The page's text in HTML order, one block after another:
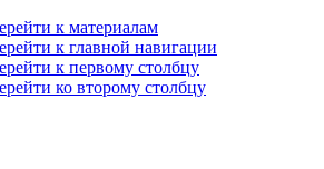
к материалам
к главной навигации
к первому столбцу
ко второму столбцу